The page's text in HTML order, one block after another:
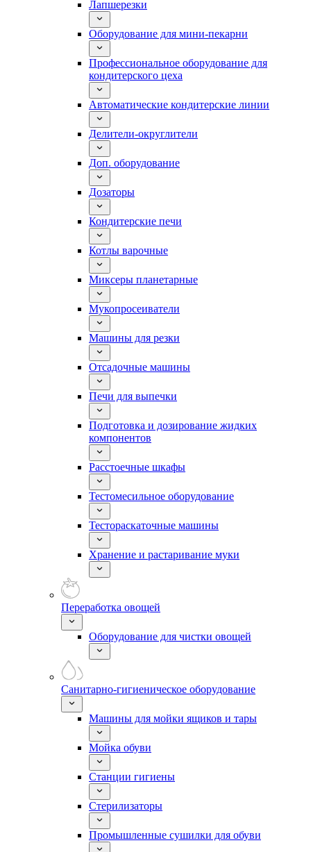
Лапшерезки
Оборудование для мини-пекарни
Профессиональное оборудование для
кондитерского цеха
Автоматические кондитерские линии
Делители-округлители
Доп. оборудование
Дозаторы
Кондитерские печи
Котлы варочные
Миксеры планетарные
Мукопросеиватели
Машины для резки
Отсадочные машины
Печи для выпечки
Подготовка и дозирование жидких
компонентов
Расстоечные шкафы
Тестомесильное оборудование
Тестораскаточные машины
Хранение и растаривание муки
Переработка овощей
Оборудование для чистки овощей
Санитарно-гигиеническое оборудование
Машины для мойки ящиков и тары
Мойка обуви
Станции гигиены
Стерилизаторы
Промышленные сушилки для обуви